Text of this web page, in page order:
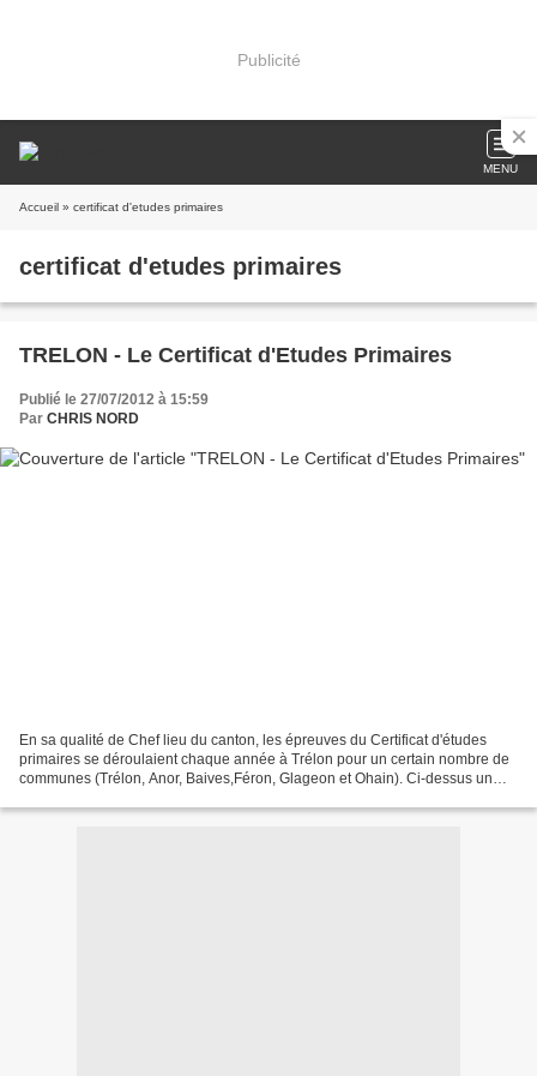
Publicité
MENU
Accueil » certificat d'etudes primaires
certificat d'etudes primaires
TRELON - Le Certificat d'Etudes Primaires
Publié le 27/07/2012 à 15:59
Par CHRIS NORD
En sa qualité de Chef lieu du canton, les épreuves du Certificat d'études
primaires se déroulaient chaque année à Trélon pour un certain nombre de
communes (Trélon, Anor, Baives,Féron, Glageon et Ohain). Ci-dessus un